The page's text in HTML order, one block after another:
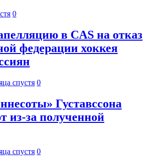
0
в CAS на отказ
федерации хоккея
спустя 0
Густавссона
из-за полученной
спустя 0